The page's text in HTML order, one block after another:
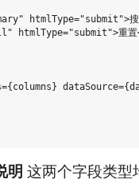
htmlType="submit">
htmlType="submit">重
明 这两个字段类型